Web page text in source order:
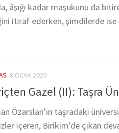
âşığı kadar maşukunu da
itiraf ederken, şimdilerde ise
8 OCAK 2020
Gazel (II): Taşra
Özarslan’ın taşradaki
içeren, Birikim’de çıkan